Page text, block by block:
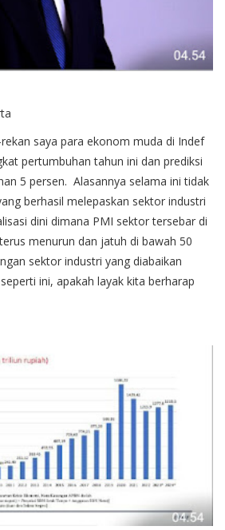
saya para ekonom muda di Indef
pertumbuhan tahun ini dan prediksi
5 persen. Alasannya selama ini tidak
berhasil melepaskan sektor industri
dini dimana PMI sektor tersebar di
menurun dan jatuh di bawah 50
sektor industri yang diabaikan
ini, apakah layak kita berharap